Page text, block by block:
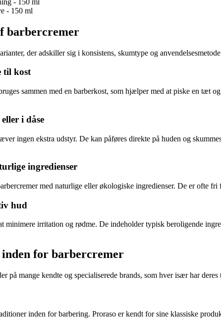
- 150 ml
barbercremer
der adskiller sig i konsistens, skumtype og
til kost
sammen med en barberkost, som hjælper med at piske en
i dåse
ingen ekstra udstyr. De kan påføres direkte på huden og
ingredienser
med naturlige eller økologiske ingredienser. De er ofte
hud
minimere irritation og rødme. De indeholder typisk beroligende
for barbercremer
på mange kendte og specialiserede brands, som hver især har
inden for barbering. Proraso er kendt for sine klassiske